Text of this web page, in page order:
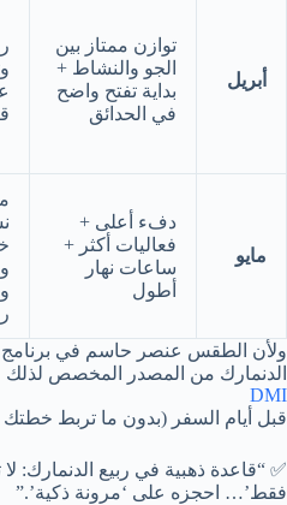
أبريل
توازن ممتاز بين
الجو والنشاط +
بداية تفتح واضح
في الحدائق
مايو
دفء أعلى +
فعاليات أكثر +
ساعات نهار
أطول
ولأن الطقس عنصر حاسم في برنامج
الدنمارك من المصدر المخصص لذلك
DMI
قبل أيام السفر (بدون ما تربط
✅ “قاعدة ذهبية في ربيع
فقط’… احجزه على ‘مرونة ذكية’.”